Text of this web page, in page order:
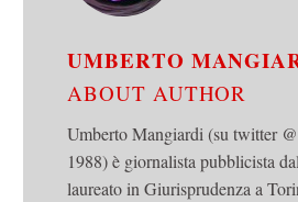
UMBERTO
ABOUT AUTHOR
Umberto Mangiardi (su twitter
1988) è giornalista pubblicista
laureato in Giurisprudenza a